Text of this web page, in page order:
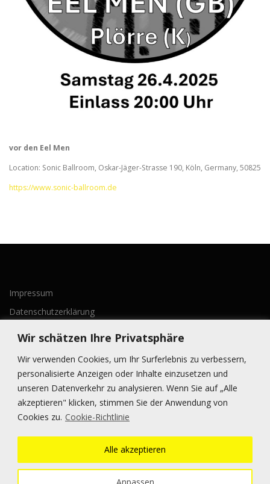
Wir schätzen Ihre Privatsphäre
Wir verwenden Cookies, um Ihr Surferlebnis zu verbessern,
personalisierte Anzeigen oder Inhalte einzusetzen und
unseren Datenverkehr zu analysieren. Wenn Sie auf „Alle
akzeptieren" klicken, stimmen Sie der Anwendung von
Cookies zu. Cookie-Richtlinie
Anpassen
Alle akzeptieren
vor den Eel Men
Location: Sonic Ballroom, Oskar-Jäger-Strasse 190, Köln, Germany, 50825
https://www.sonic-ballroom.de
Impressum
Datenschutzerklärung
BLEIBE AUF DEM LAUFENDEN